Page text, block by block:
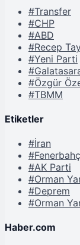
#Transfer
#CHP
#ABD
#Recep
#Yeni Parti
#Özgür
#TBMM
Etiketler
#İran
#AK Parti
#Orman
#Deprem
#Orman
Haber.com